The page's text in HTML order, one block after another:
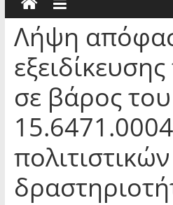
Λήψη
σε βάρος
πολιτιστικών